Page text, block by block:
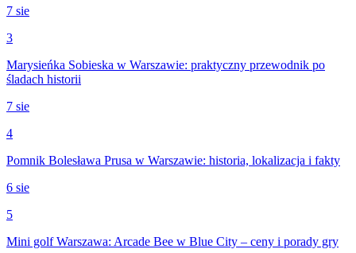
7 sie
3
Marysieńka Sobieska w Warszawie: praktyczny przewodnik po
śladach historii
7 sie
4
Pomnik Bolesława Prusa w Warszawie: historia, lokalizacja i fakty
6 sie
5
Mini golf Warszawa: Arcade Bee w Blue City – ceny i porady gry